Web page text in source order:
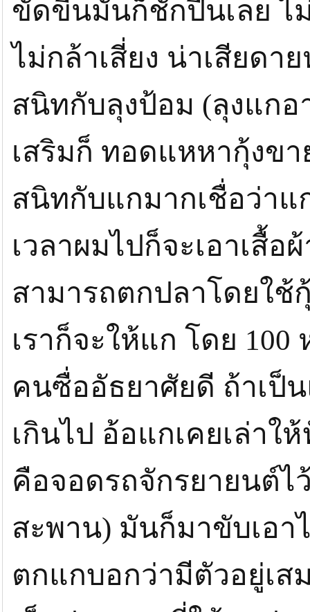
ขัดขืนมันก็ชักปืนเลย ไ
ไม่กล้าเสี่ยง น่าเสียด
สนิทกับลุงป้อม (ลุงแก
เสริมก็ ทอดแหหากุ้งขา
สนิทกับแกมากเชื่อว่าแ
เวลาผมไปก็จะเอาเสื้อ
สามารถตกปลาโดยใช้
เราก็จะให้แก โดย 100
คนซื่ออัธยาศัยดี ถ้าเป็
เกินไป อ้อแกเคยเล่าใ
คือจอดรถจักรยายนต์
สะพาน) มันก็มาขับเอา
ตกแกบอกว่ามีตัวอยู่เส